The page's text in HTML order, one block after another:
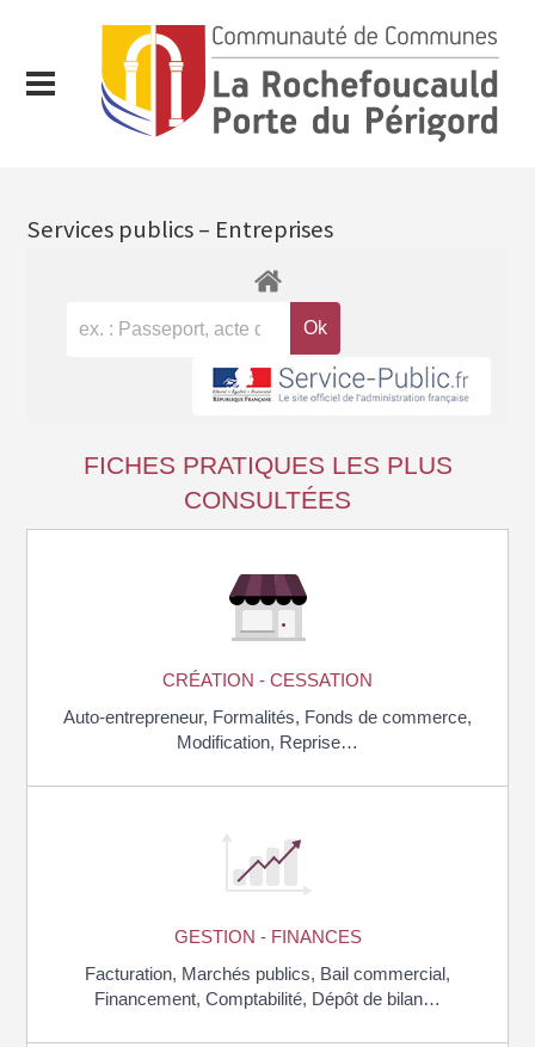
Services publics – Entreprises
FICHES PRATIQUES LES PLUS
CONSULTÉES
CRÉATION - CESSATION
Auto-entrepreneur, Formalités, Fonds de commerce,
Modification, Reprise…
GESTION - FINANCES
Facturation, Marchés publics, Bail commercial,
Financement, Comptabilité, Dépôt de bilan…